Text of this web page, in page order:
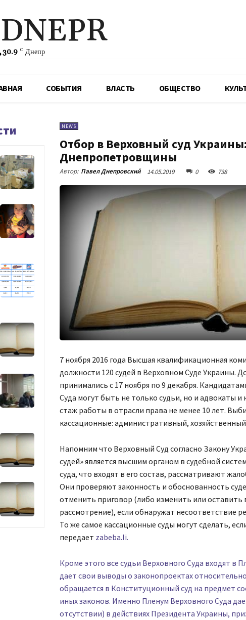
30.9 C Днепр
СОБЫТИЯ ВЛАСТЬ ОБЩЕСТВО
NEWS
Отбор в Верховный суд
Днепропетровщины
Автор: Павел Днепровский 14.05.2019 0 738
7 ноября 2016 года Высшая квалификационная
должности 120 судей в Верховном Суде Украины.
принимались с 17 ноября по 9 декабря.
Суда могут быть не только судьи, но и адвокаты
стаж работы в отрасли права не менее 10 лет.
кассационные: административный,
Напомним что Верховный Суд согласно Закону
судей» является высшим органом в судебной
суда, что входят в его состав, рассматривают
Они проверяют законность и обоснованность
отменить приговор (либо изменить или оставить
рассмотрение), если обнаружат несоответствие
То же самое кассационные суды могут сделать,
передает zabeba.li.
Кроме этого все судьи Верховного Суда входят в
дает свои выводы о законопроектах
обращается в Конституционный суд на предмет
иных законов. Именно Пленум Верховного Суда
отсутствии) в действиях Президента Украины,